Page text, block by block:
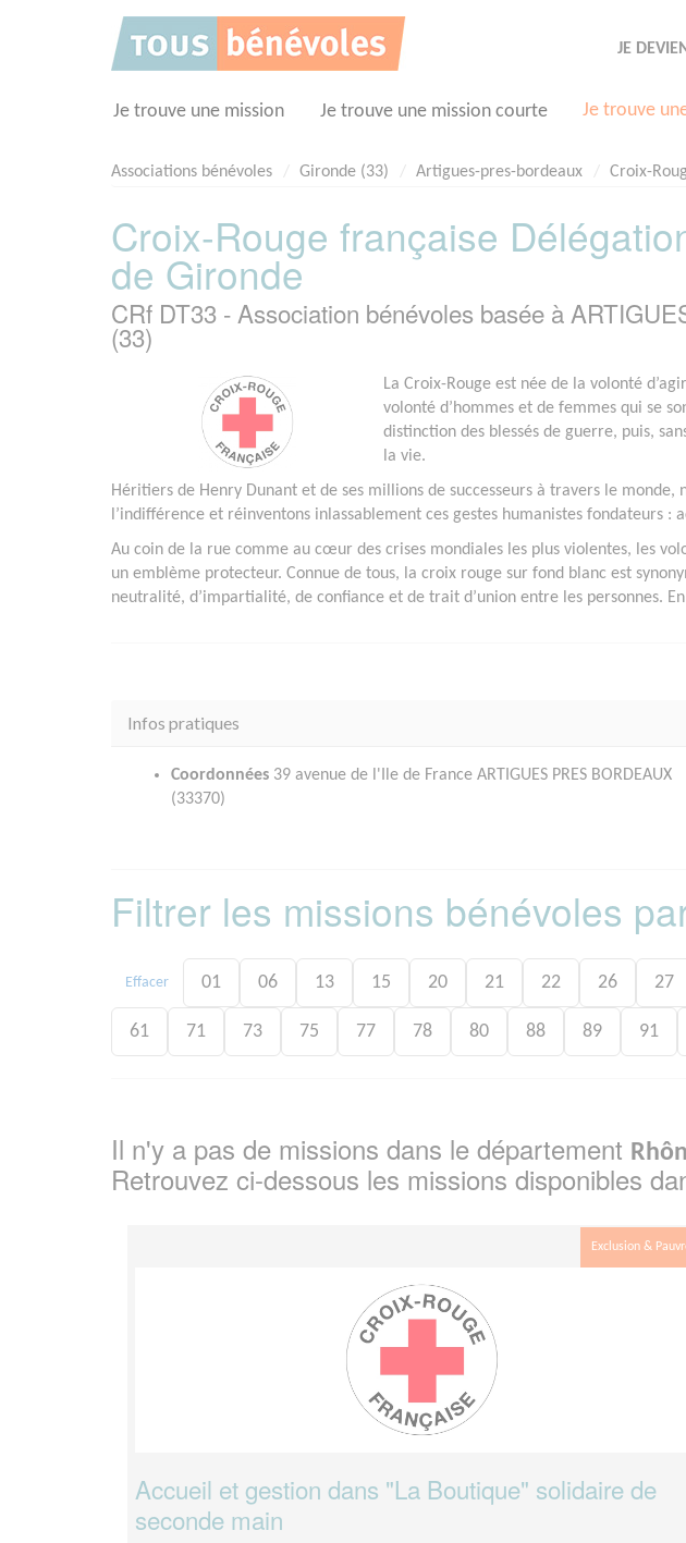
JE
Je trouve une mission Je trouve une mission courte Je trouve
Associations bénévoles Gironde (33) Artigues-pres-bordeaux Croix-
Croix-Rouge française
de Gironde
CRf DT33 - Association bénévoles basée à
(33)
La Croix-Rouge est née de la volonté
volonté d’hommes et de femmes qui se
distinction des blessés de guerre, puis,
la vie.
Héritiers de Henry Dunant et de ses millions de successeurs à travers le monde,
l’indifférence et réinventons inlassablement ces gestes humanistes fondateurs :
Au coin de la rue comme au cœur des crises mondiales les plus violentes, les
un emblème protecteur. Connue de tous, la croix rouge sur fond blanc est
neutralité, d’impartialité, de confiance et de trait d’union entre les personnes.
Infos pratiques
Coordonnées 39 avenue de l'Ile de France ARTIGUES PRES BORDEAUX
(33370)
Filtrer les missions bénévoles
Effacer 01 06 13 15 20 21 22 26 27
61 71 73 75 77 78 80 88 89 91
Il n'y a pas de missions dans le département
Retrouvez ci-dessous les missions disponibles
Exclusion &
Accueil et gestion dans "La Boutique" solidaire de
seconde main